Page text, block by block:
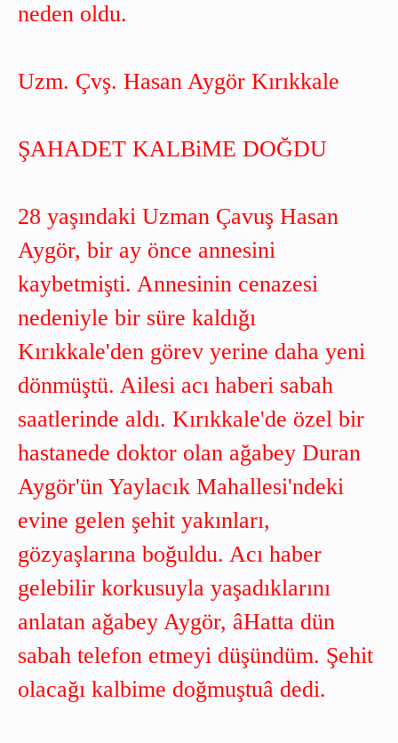
neden oldu.
Uzm. Çvş. Hasan Aygör Kırıkkale
ŞAHADET KALBiME DOĞDU
28 yaşındaki Uzman Çavuş Hasan
Aygör, bir ay önce annesini
kaybetmişti. Annesinin cenazesi
nedeniyle bir süre kaldığı
Kırıkkale'den görev yerine daha yeni
dönmüştü. Ailesi acı haberi sabah
saatlerinde aldı. Kırıkkale'de özel bir
hastanede doktor olan ağabey Duran
Aygör'ün Yaylacık Mahallesi'ndeki
evine gelen şehit yakınları,
gözyaşlarına boğuldu. Acı haber
gelebilir korkusuyla yaşadıklarını
anlatan ağabey Aygör, âHatta dün
sabah telefon etmeyi düşündüm. Şehit
olacağı kalbime doğmuştuâ dedi.